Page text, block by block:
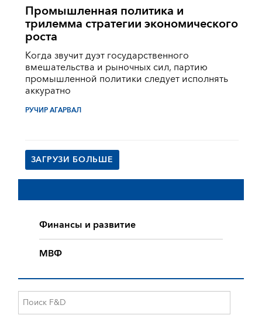
Промышленная политика и
трилемма стратегии экономического
роста
Когда звучит дуэт государственного
вмешательства и рыночных сил, партию
промышленной политики следует исполнять
аккуратно
РУЧИР АГАРВАЛ
ЗАГРУЗИ БОЛЬШЕ
Финансы и развитие
МВФ